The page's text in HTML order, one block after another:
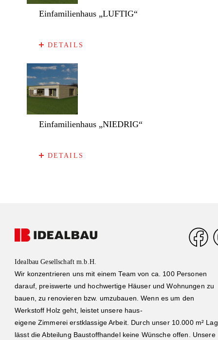
Einfamilienhaus „LUFTIG“
DETAILS
Einfamilienhaus „NIEDRIG“
DETAILS
Idealbau Gesellschaft m.b.H.
Wir konzentrieren uns mit einem Team von ca. 100 Personen
darauf, preiswerte und hochwertige Häuser und Wohnungen zu
bauen, zu renovieren bzw. umzubauen. Wenn es um den
Werkstoff Holz geht, leistet unsere haus-
eigene Zimmerei erstklassige Arbeit. Durch unser 10.000 m²
lässt die Abteilung Baustoffhandel keine Wünsche offen. Unsere